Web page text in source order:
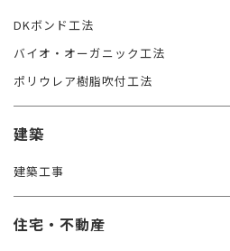
DKボンド工法
バイオ・オーガニック工法
ポリウレア樹脂吹付工法
建築
建築工事
住宅・不動産